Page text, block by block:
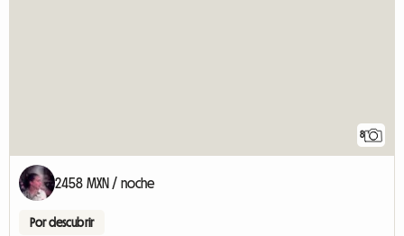
8
2458 MXN / noche
Por descubrir